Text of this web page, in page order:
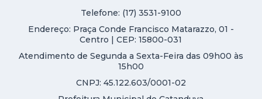
Telefone: (17) 3531-9100
Endereço: Praça Conde Francisco Matarazzo, 01 -
Centro | CEP: 15800-031
Atendimento de Segunda a Sexta-Feira das 09h00 às
15h00
CNPJ: 45.122.603/0001-02